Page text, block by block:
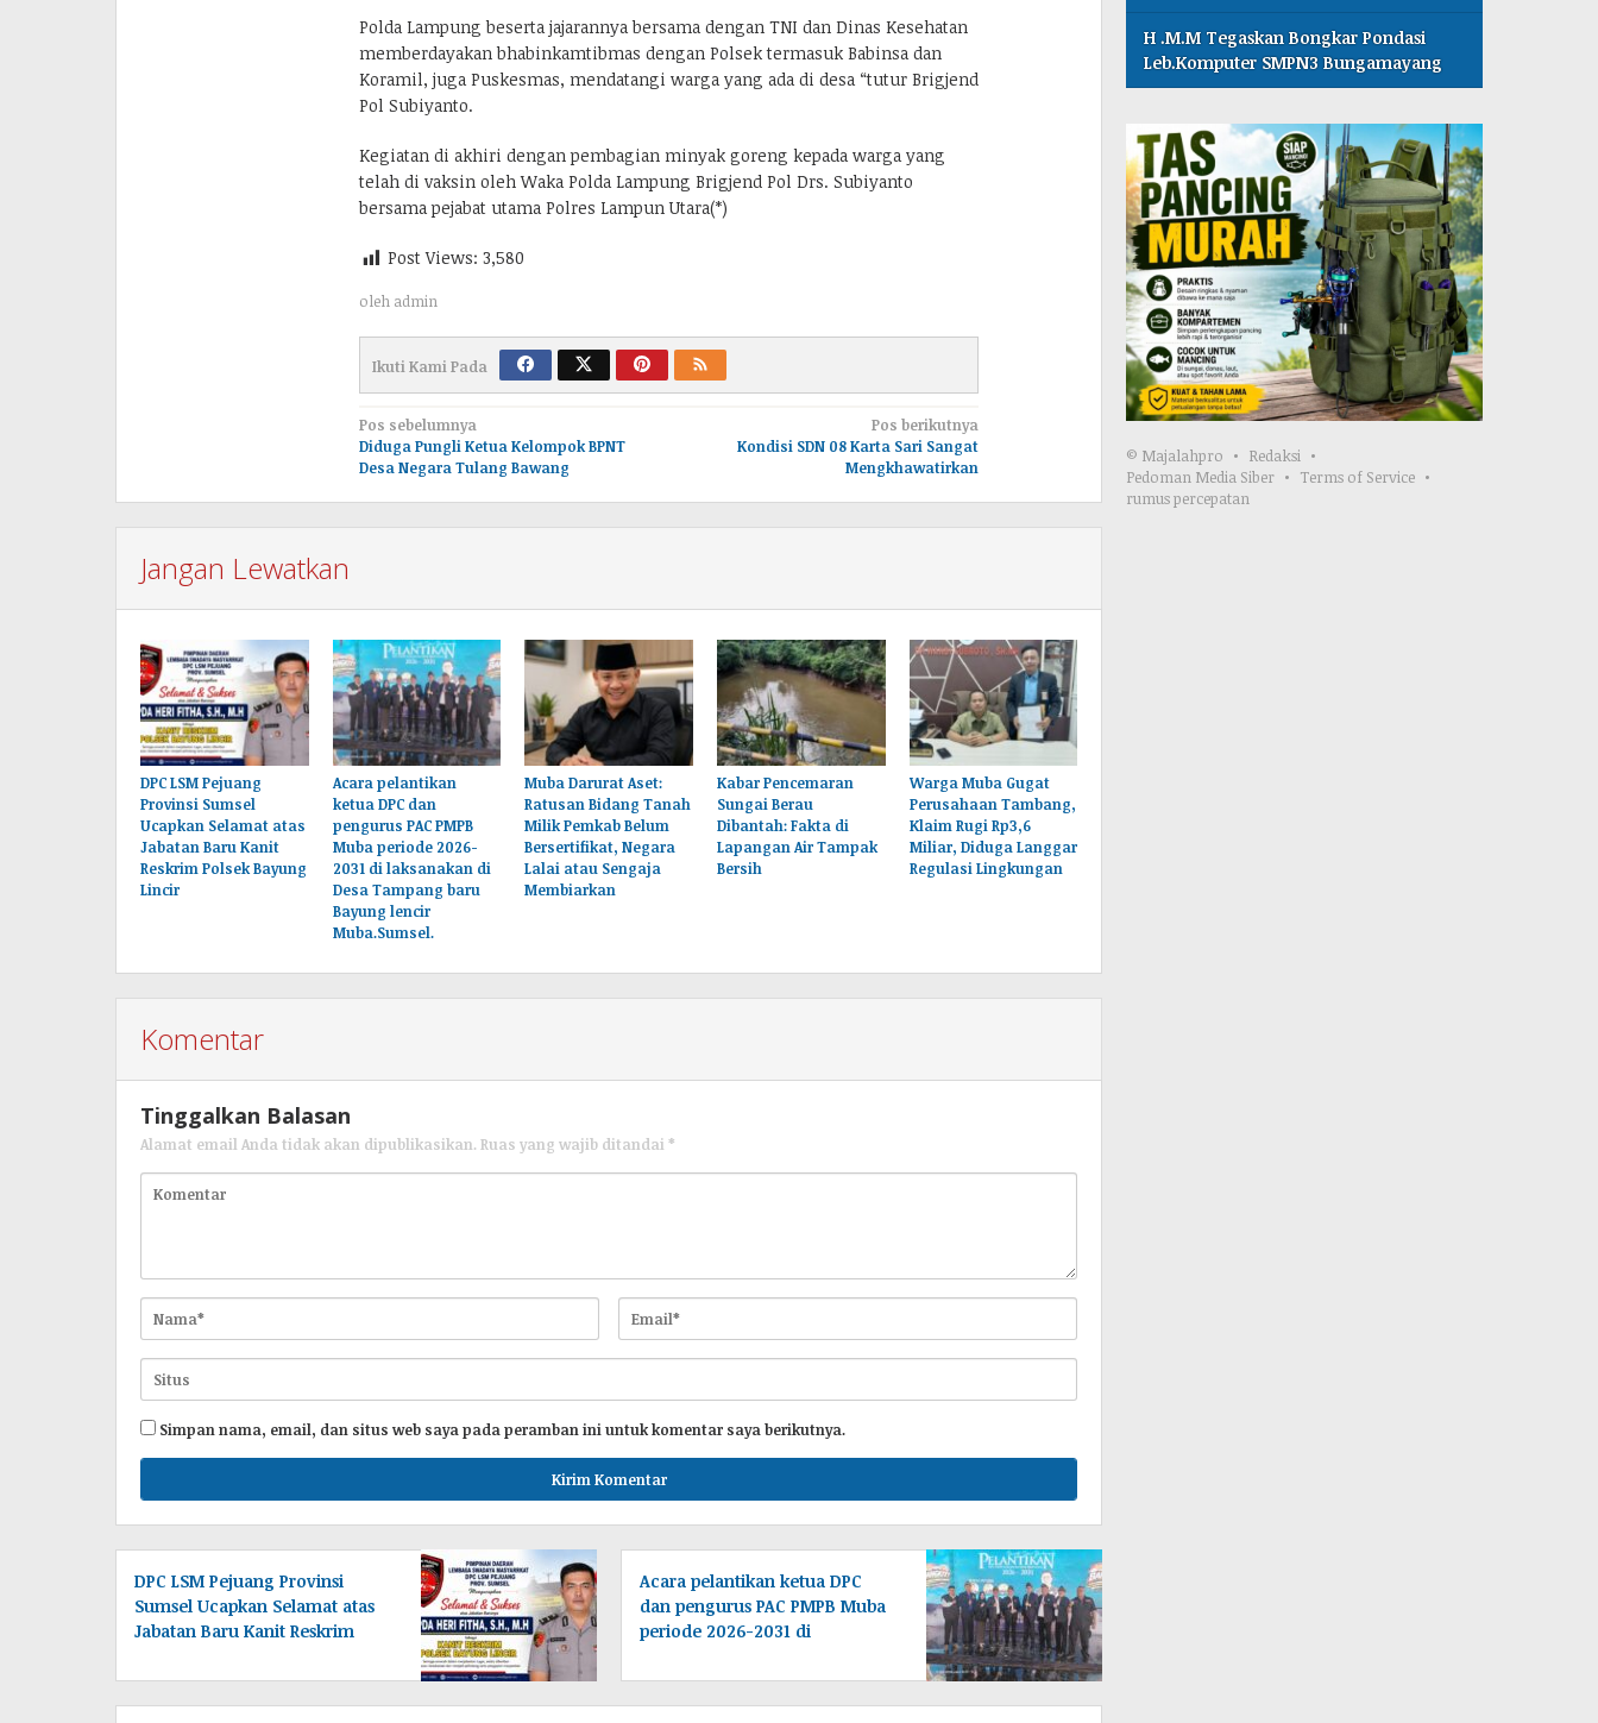
Polda Lampung beserta jajarannya bersama dengan TNI dan Dinas Kesehatan
memberdayakan bhabinkamtibmas dengan Polsek termasuk Babinsa dan
Koramil, juga Puskesmas, mendatangi warga yang ada di desa “tutur Brigjend
Pol Subiyanto.
Kegiatan di akhiri dengan pembagian minyak goreng kepada warga yang
telah di vaksin oleh Waka Polda Lampung Brigjend Pol Drs. Subiyanto
bersama pejabat utama Polres Lampun Utara(*)
Post Views: 3,580
oleh admin
Ikuti Kami Pada
Navigasi
pos
Pos sebelumnya
Diduga Pungli Ketua Kelompok BPNT
Desa Negara Tulang Bawang
Pos berikutnya
Kondisi SDN 08 Karta Sari Sangat
Mengkhawatirkan
Jangan Lewatkan
DPC LSM Pejuang
Provinsi Sumsel
Ucapkan Selamat atas
Jabatan Baru Kanit
Reskrim Polsek Bayung
Lincir
Acara pelantikan
ketua DPC dan
pengurus PAC PMPB
Muba periode 2026-
2031 di laksanakan di
Desa Tampang baru
Bayung lencir
Muba.Sumsel.
Muba Darurat Aset:
Ratusan Bidang Tanah
Milik Pemkab Belum
Bersertifikat, Negara
Lalai atau Sengaja
Membiarkan
Kabar Pencemaran
Sungai Berau
Dibantah: Fakta di
Lapangan Air Tampak
Bersih
Warga Muba Gugat
Perusahaan Tambang,
Klaim Rugi Rp3,6
Miliar, Diduga Langgar
Regulasi Lingkungan
Komentar
Tinggalkan Balasan
Alamat email Anda tidak akan dipublikasikan. Ruas yang wajib ditandai *
Simpan nama, email, dan situs web saya pada peramban ini untuk komentar saya berikutnya.
DPC LSM Pejuang Provinsi
Sumsel Ucapkan Selamat atas
Jabatan Baru Kanit Reskrim
Acara pelantikan ketua DPC
dan pengurus PAC PMPB Muba
periode 2026-2031 di
baru Bayung lencir
Muba.Sumsel.
H .M.M Tegaskan Bongkar Pondasi
Leb.Komputer SMPN3 Bungamayang
© Majalahpro
Redaksi
Pedoman Media Siber
Terms of Service
rumus percepatan